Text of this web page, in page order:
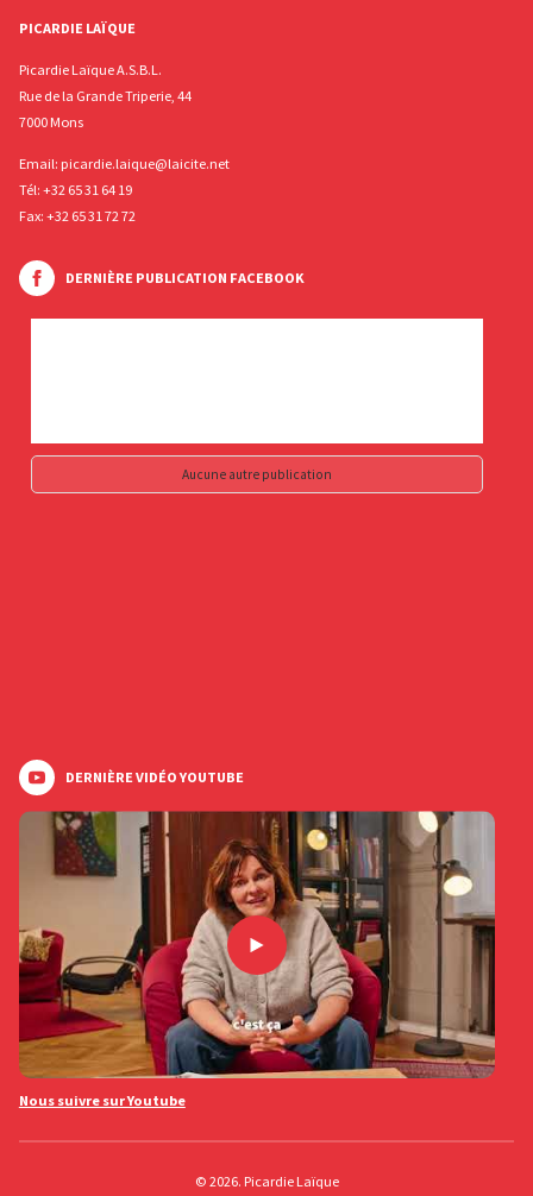
PICARDIE LAÏQUE
Picardie Laïque A.S.B.L.
Rue de la Grande Triperie, 44
7000 Mons
Email: picardie.laique@laicite.net
Tél: +32 65 31 64 19
Fax: +32 65 31 72 72
DERNIÈRE PUBLICATION FACEBOOK
Aucune autre publication
DERNIÈRE VIDÉO YOUTUBE
Nous suivre sur Youtube
© 2026. Picardie Laïque